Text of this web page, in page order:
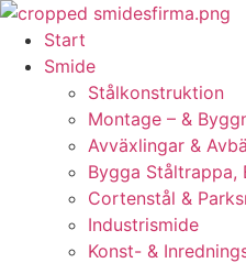
Skip
content
Start
Smide
Stålkonstruktion
Montage – &
Avväxlingar &
Bygga Ståltrappa,
Cortenstål &
Industrismide
Konst- &